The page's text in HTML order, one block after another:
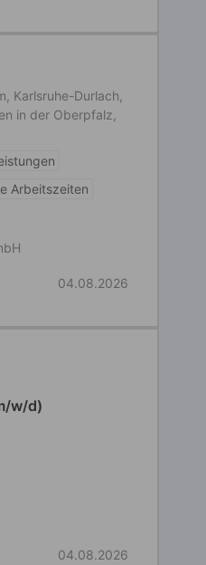
Karlsruhe-Durlach,
in der Oberpfalz,
Arbeitszeiten
04.08.2026
w/d)
04.08.2026